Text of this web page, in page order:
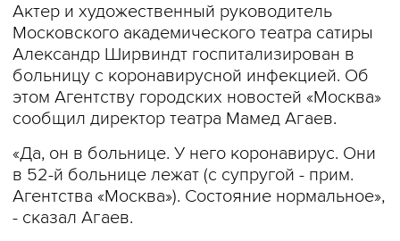
Актер и художественный руководитель
Московского академического театра сатиры
Александр Ширвиндт госпитализирован в
больницу с коронавирусной инфекцией. Об
этом Агентству городских новостей «Москва»
сообщил директор театра Мамед Агаев.
«Да, он в больнице. У него коронавирус. Они
в 52-й больнице лежат (с супругой - прим.
Агентства «Москва»). Состояние нормальное»,
- сказал Агаев.